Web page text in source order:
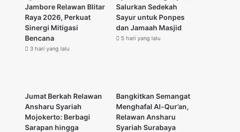
Jambore Relawan Blitar
Raya 2026, Perkuat
Sinergi Mitigasi
Bencana
3 hari yang lalu
Salurkan Sedekah
Sayur untuk Ponpes
dan Jamaah Masjid
5 hari yang lalu
Jumat Berkah Relawan
Ansharu Syariah
Mojokerto: Berbagi
Sarapan hingga
Bangkitkan Semangat
Menghafal Al-Qur’an,
Relawan Ansharu
Syariah Surabaya